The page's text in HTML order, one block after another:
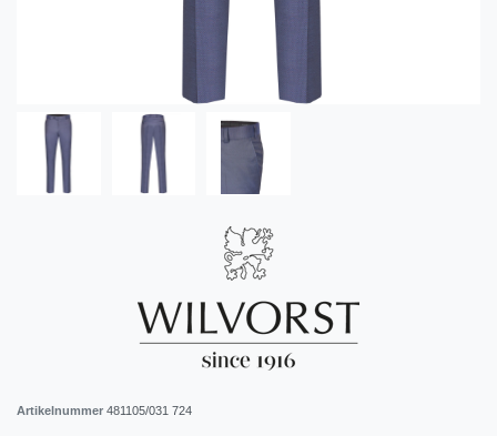
Artikelnummer 481105/031 724